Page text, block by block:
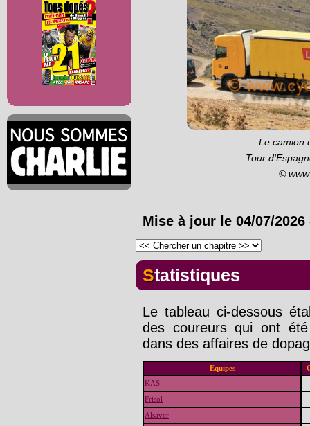
Le camion
Tour
©
Mise à jour le 04/07/2026
Statistiques
Le tableau ci-dessous
des coureurs qui ont
dans des affaires de
Equipes
KAS
Frisol
Alsaver